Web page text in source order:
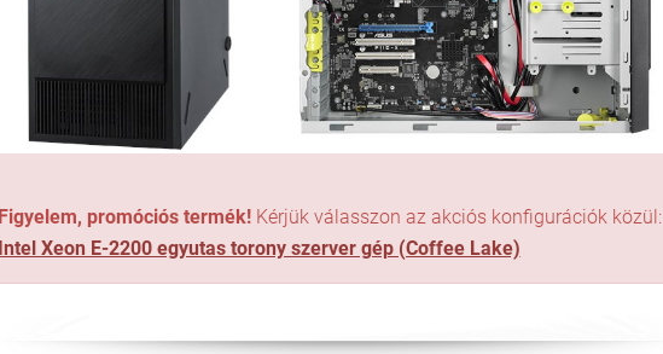
Figyelem, promóciós termék!Kérjük válasszon az akciós konfigurációk közül:
Intel Xeon E-2200 egyutas torony szerver gép (Coffee Lake)